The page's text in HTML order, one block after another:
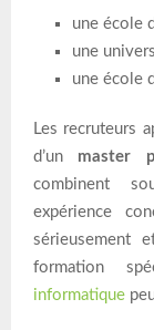
une école
une
une école
Les recruteurs
d’un master
combinent
expérience
sérieusement
formation
informatique